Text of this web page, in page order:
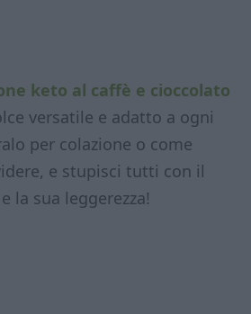
keto al caffè e cioccolato
versatile e adatto a ogni
per colazione o come
e stupisci tutti con il
la sua leggerezza!